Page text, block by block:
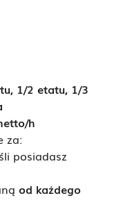
1/2 etatu, 1/3
h
za:
posiadasz
od każdego